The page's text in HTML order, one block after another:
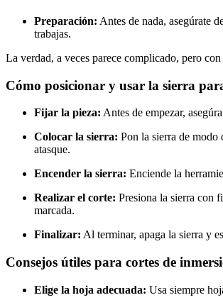
Preparación: Antes de nada, asegúrate
trabajas.
La verdad, a veces parece complicado, pero
Cómo posicionar y usar la sierra
Fijar la pieza: Antes de empezar,
Colocar la sierra: Pon la sierra de modo
atasque.
Encender la sierra: Enciende la
Realizar el corte: Presiona la sierra con
marcada.
Finalizar: Al terminar, apaga la sierra y
Consejos útiles para cortes de
Elige la hoja adecuada: Usa siempre